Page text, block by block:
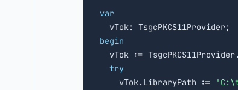
var
begin
vTok :=
try
    vTok.LibraryPath :=